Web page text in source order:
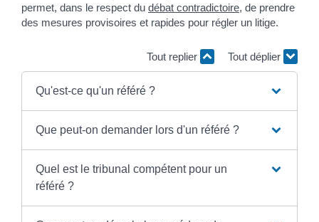
permet, dans le respect du débat contradictoire, de prendre
des mesures provisoires et rapides pour régler un litige.
Tout replier Tout déplier
Qu'est-ce qu'un référé ?
Que peut-on demander lors d'un référé ?
Quel est le tribunal compétent pour un
référé ?